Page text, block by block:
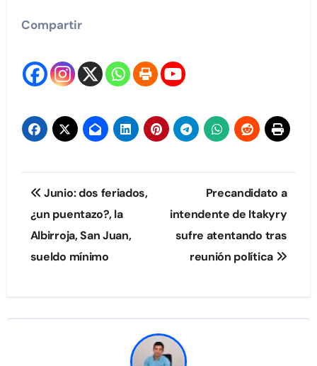
Compartir
Navegación
de
entradas
Junio: dos feriados,
¿un puentazo?, la
Albirroja, San Juan,
sueldo mínimo
Precandidato a
intendente de Itakyry
sufre atentando tras
reunión política